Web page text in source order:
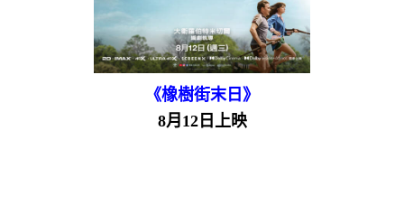
《橡樹街末日》
8月12日上映